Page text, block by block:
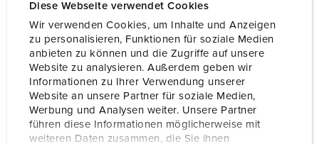
Diese Webseite verwendet Cookies
Wir verwenden Cookies, um Inhalte und Anzeigen
zu personalisieren, Funktionen für soziale Medien
anbieten zu können und die Zugriffe auf unsere
Website zu analysieren. Außerdem geben wir
Informationen zu Ihrer Verwendung unserer
Website an unsere Partner für soziale Medien,
Werbung und Analysen weiter. Unsere Partner
führen diese Informationen möglicherweise mit
weiteren Daten zusammen, die Sie ihnen
Technische specificaties
Inbouwcontactdoos 1261A
Ampère 63 A
Polen 3 p
Voltage 230 V